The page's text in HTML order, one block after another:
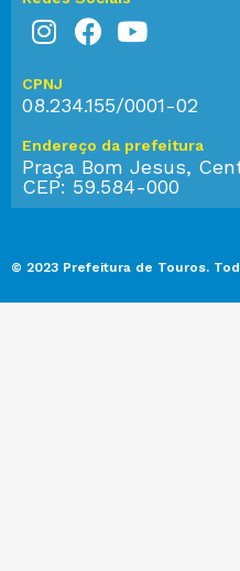
CPNJ
08.234.155/0001-02
Endereço da prefeitura
Praça Bom Jesus,
CEP: 59.584-000
© 2023 Prefeitura de Touros.